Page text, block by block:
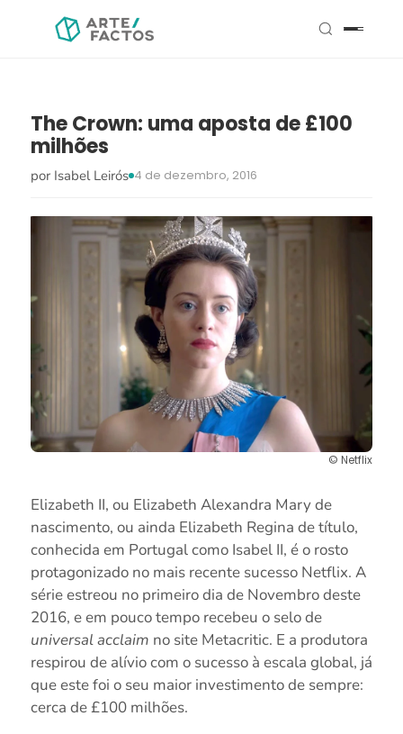
The Crown: uma aposta de £100
milhões
por Isabel Leirós 4 de dezembro, 2016
© Netflix
Elizabeth II, ou Elizabeth Alexandra Mary de
nascimento, ou ainda Elizabeth Regina de título,
conhecida em Portugal como Isabel II, é o rosto
protagonizado no mais recente sucesso Netflix. A
série estreou no primeiro dia de Novembro deste
2016, e em pouco tempo recebeu o selo de
universal acclaim no site Metacritic. E a produtora
respirou de alívio com o sucesso à escala global, já
que este foi o seu maior investimento de sempre:
cerca de £100 milhões.